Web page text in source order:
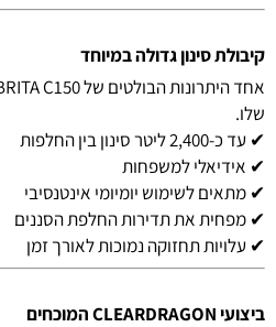
קיבולת סינון גדולה במיוחד
שלו.
✔ עד כ-2,400 ליטר סינון בין החלפות
✔ אידיאלי למשפחות
✔ מתאים לשימוש יומיומי אינטנסיבי
✔ מפחית את תדירות החלפת הסננים
✔ עלויות תחזוקה נמוכות לאורך זמן
ביצועי CLEARDRAGON המוכחים